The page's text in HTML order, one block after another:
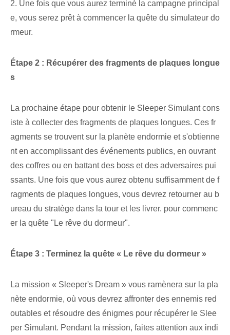
2. Une fois que vous aurez terminé la campagne principal
e, vous serez prêt à commencer la quête du simulateur do
rmeur.
Étape 2 : Récupérer des fragments de plaques longue
s
La prochaine étape pour obtenir le ⁢Sleeper Simulant cons
iste à collecter des fragments de plaques longues. Ces fr
agments se trouvent sur la planète endormie et s'obtienne
nt en accomplissant des événements publics, en ouvrant
des coffres ou en battant des boss et des adversaires pui
ssants. Une fois que vous aurez obtenu suffisamment de f
ragments de plaques longues, vous devrez retourner au b
ureau du stratège dans la tour et les livrer. pour commenc
er la quête "Le rêve du dormeur".
Étape 3 : Terminez⁤ la quête « Le rêve du dormeur »
La mission « Sleeper's Dream » vous ramènera sur la pla
nète endormie, où vous devrez affronter des ennemis red
outables et résoudre des énigmes pour récupérer le Slee
per Simulant. Pendant ‌la mission, faites attention‌ aux indi